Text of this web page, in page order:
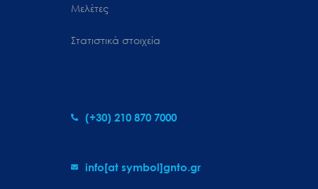
Μελέτες
Στατιστικά στοιχεία
(+30) 210 870 7000
info[at symbol]gnto.gr